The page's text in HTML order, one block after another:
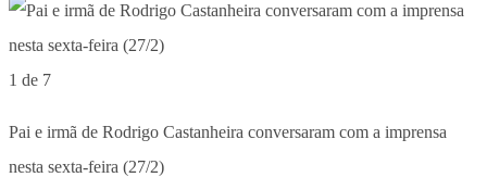
1 de 7
Pai e irmã de Rodrigo Castanheira conversaram com a imprensa
nesta sexta-feira (27/2)